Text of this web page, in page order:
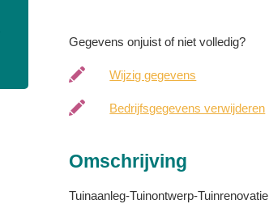
Gegevens onjuist of niet volledig?
Wijzig gegevens
Bedrijfsgegevens verwijderen
Omschrijving
Tuinaanleg-Tuinontwerp-Tuinrenovatie